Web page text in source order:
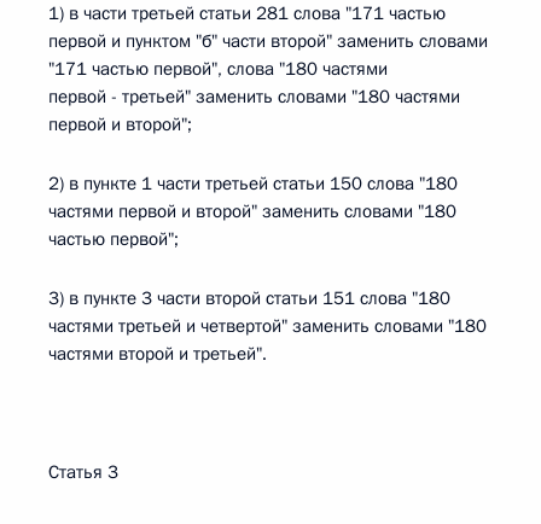
1) в части третьей статьи 281 слова "171 частью
первой и пунктом "б" части второй" заменить словами
"171 частью первой", слова "180 частями
первой - третьей" заменить словами "180 частями
первой и второй";
2) в пункте 1 части третьей статьи 150 слова "180
частями первой и второй" заменить словами "180
частью первой";
3) в пункте 3 части второй статьи 151 слова "180
частями третьей и четвертой" заменить словами "180
частями второй и третьей".
Статья 3